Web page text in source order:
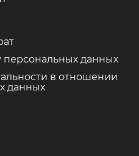
персональных данных
в отношении
данных